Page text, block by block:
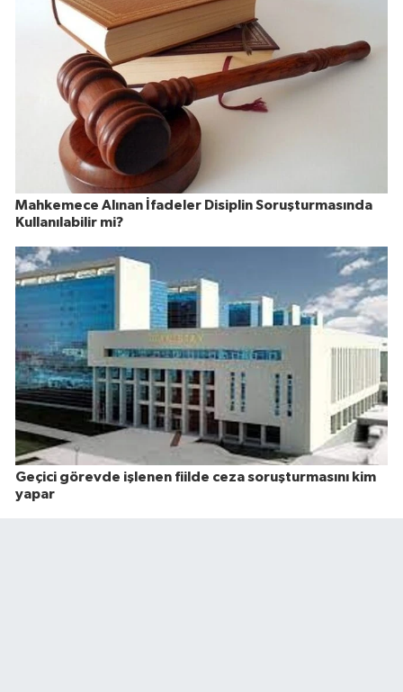
Mahkemece Alınan İfadeler Disiplin Soruşturmasında
Kullanılabilir mi?
Geçici görevde işlenen fiilde ceza soruşturmasını kim
yapar